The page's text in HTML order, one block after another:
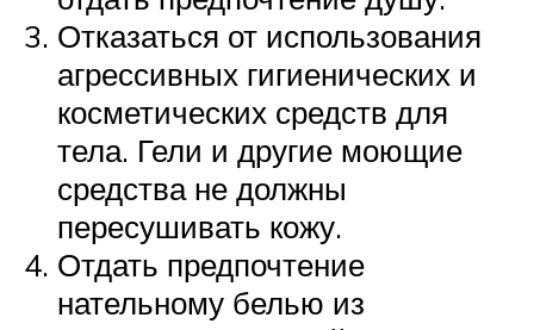
Отказаться от использования
агрессивных гигиенических и
косметических средств для
тела. Гели и другие моющие
средства не должны
пересушивать кожу.
Отдать предпочтение
нательному белью из